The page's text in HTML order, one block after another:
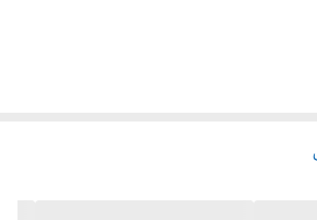
طراحی ایرپاد یا حفره‌دار که خاصیت جذب شوک
و با جزئیات رنگی (صورتی) طراحی شده‌اند.